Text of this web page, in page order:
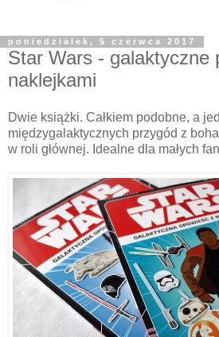
poniedziałek, 5 czerwca 2017
Star Wars - galaktyczne
naklejkami
Dwie książki. Całkiem podobne, a
międzygalaktycznych przygód z
w roli głównej. Idealne dla małych